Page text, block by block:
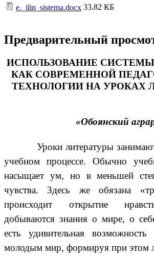
e._ilin_sistema.docx 33.82 КБ
Предварительный
ИСПОЛЬЗОВАНИЕ
КАК СОВРЕМЕННОЙ
ТЕХНОЛОГИИ НА УРОКАХ
«Обоянский
Уроки литературы
учебном процессе. Обычно
насыщает ум, но в меньшей
чувства. Здесь же обязана
происходит открытие
добываются знания о мире, о
есть удивительная
молодым мир, формируя при этом